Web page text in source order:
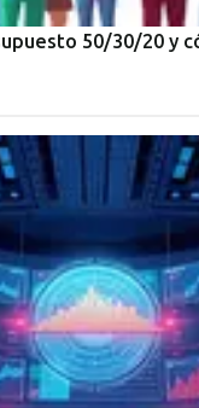
50/30/20 y